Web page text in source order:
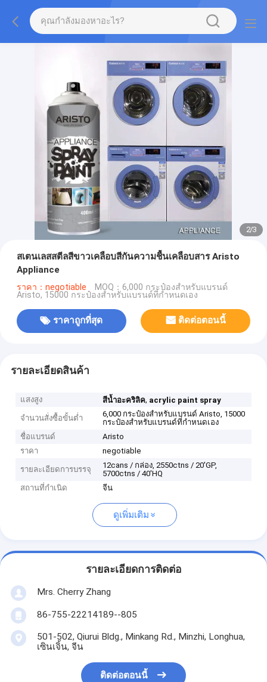
2/3
สเตนเลสสตีลสีขาวเคลือบสีกันความชื้นเคลือบสาร Aristo
Appliance
ราคา：negotiable MOQ：6,000 กระป๋องสำหรับแบรนด์
Aristo, 15000 กระป๋องสำหรับแบรนด์ที่กำหนดเอง
ราคาถูกที่สุด ติดต่อตอนนี้
รายละเอียดสินค้า
แสงสูง สีน้ำอะคริลิค, acrylic paint spray
จำนวนสั่งซื้อขั้นต่ำ
6,000 กระป๋องสำหรับแบรนด์ Aristo, 15000
กระป๋องสำหรับแบรนด์ที่กำหนดเอง
ชื่อแบรนด์
Aristo
ราคา
negotiable
รายละเอียดการบรรจุ
12cans / กล่อง, 2550ctns / 20'GP,
5700ctns / 40'HQ
สถานที่กำเนิด
จีน
ดูเพิ่มเติม
รายละเอียดการติดต่อ
Mrs. Cherry Zhang
86-755-22214189--805
501-502, Qiurui Bldg., Minkang Rd., Minzhi, Longhua,
เซินเจิ้น, จีน
ติดต่อตอนนี้